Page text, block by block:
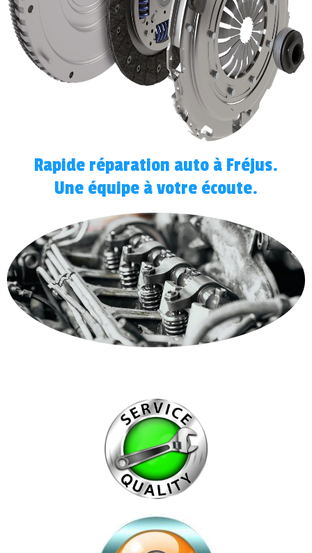
Rapide réparation auto à Fréjus.
Une équipe à votre écoute.